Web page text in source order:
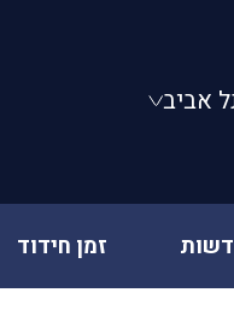
אביב
זמן חידוד